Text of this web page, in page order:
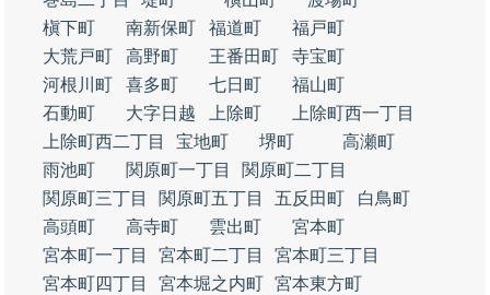
槇下町
南新保町 福道町
福戸町
大荒戸町
高野町 王番田町
寺宝町
河根川町
喜多町 七日町
福山町
石動町
大字日越 上除町
上除町西一丁目
上除町西二丁目
宝地町 堺町
高瀬町
雨池町
関原町一丁目
関原町二丁目
関原町三丁目
関原町五丁目 五反田町
白鳥町
高頭町
高寺町 雲出町
宮本町
宮本町一丁目
宮本町二丁目
宮本町三丁目
宮本町四丁目
宮本堀之内町 宮本東方町